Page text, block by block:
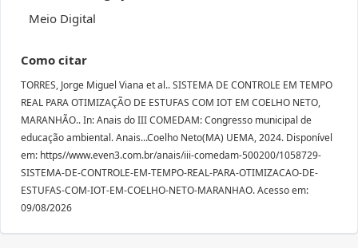
Meio Digital
Como citar
TORRES, Jorge Miguel Viana et al.. SISTEMA DE CONTROLE EM TEMPO
REAL PARA OTIMIZAÇÃO DE ESTUFAS COM IOT EM COELHO NETO,
MARANHÃO.. In: Anais do III COMEDAM: Congresso municipal de
educação ambiental. Anais...Coelho Neto(MA) UEMA, 2024. Disponível
em: https//www.even3.com.br/anais/iii-comedam-500200/1058729-
SISTEMA-DE-CONTROLE-EM-TEMPO-REAL-PARA-OTIMIZACAO-DE-
ESTUFAS-COM-IOT-EM-COELHO-NETO-MARANHAO. Acesso em:
09/08/2026